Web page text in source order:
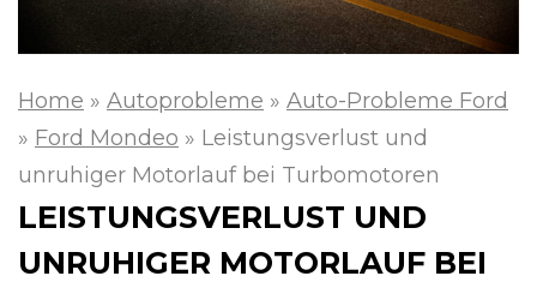
Home » Autoprobleme » Auto-Probleme Ford
» Ford Mondeo » Leistungsverlust und
unruhiger Motorlauf bei Turbomotoren
LEISTUNGSVERLUST UND
UNRUHIGER MOTORLAUF BEI